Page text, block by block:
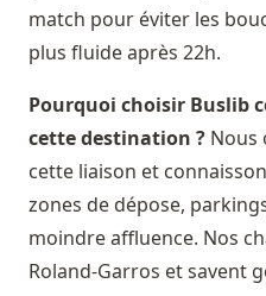
match pour éviter les
plus fluide après 22h.
Pourquoi choisir Buslib
cette destination ? Nous
cette liaison et
zones de dépose,
moindre affluence. Nos
Roland-Garros et savent